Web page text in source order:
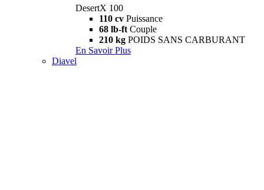
DesertX 100
110 cv Puissance
68 lb-ft Couple
210 kg POIDS SANS CARBURANT
En Savoir Plus
Diavel